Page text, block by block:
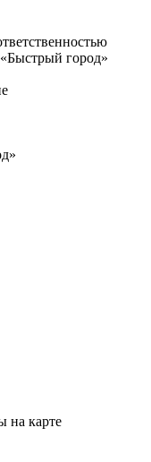
город»
на карте